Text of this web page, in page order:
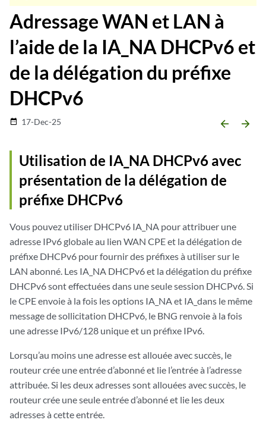
Adressage WAN et LAN à
l’aide de la IA_NA DHCPv6 et
de la délégation du préfixe
DHCPv6
date_range 17-Dec-25 arrow_backward arrow_forward
Utilisation de IA_NA DHCPv6 avec
présentation de la délégation de
préfixe DHCPv6
Vous pouvez utiliser DHCPv6 IA_NA pour attribuer une
adresse IPv6 globale au lien WAN CPE et la délégation de
préfixe DHCPv6 pour fournir des préfixes à utiliser sur le
LAN abonné. Les IA_NA DHCPv6 et la délégation du préfixe
DHCPv6 sont effectuées dans une seule session DHCPv6. Si
le CPE envoie à la fois les options IA_NA et IA_dans le même
message de sollicitation DHCPv6, le BNG renvoie à la fois
une adresse IPv6/128 unique et un préfixe IPv6.
Lorsqu’au moins une adresse est allouée avec succès, le
routeur crée une entrée d’abonné et lie l’entrée à l’adresse
attribuée. Si les deux adresses sont allouées avec succès, le
routeur crée une seule entrée d’abonné et lie les deux
adresses à cette entrée.